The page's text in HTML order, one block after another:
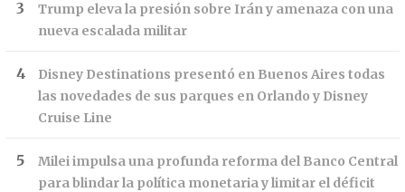
Trump eleva la presión sobre Irán y amenaza con una
nueva escalada militar
Disney Destinations presentó en Buenos Aires todas
las novedades de sus parques en Orlando y Disney
Cruise Line
Milei impulsa una profunda reforma del Banco Central
para blindar la política monetaria y limitar el déficit